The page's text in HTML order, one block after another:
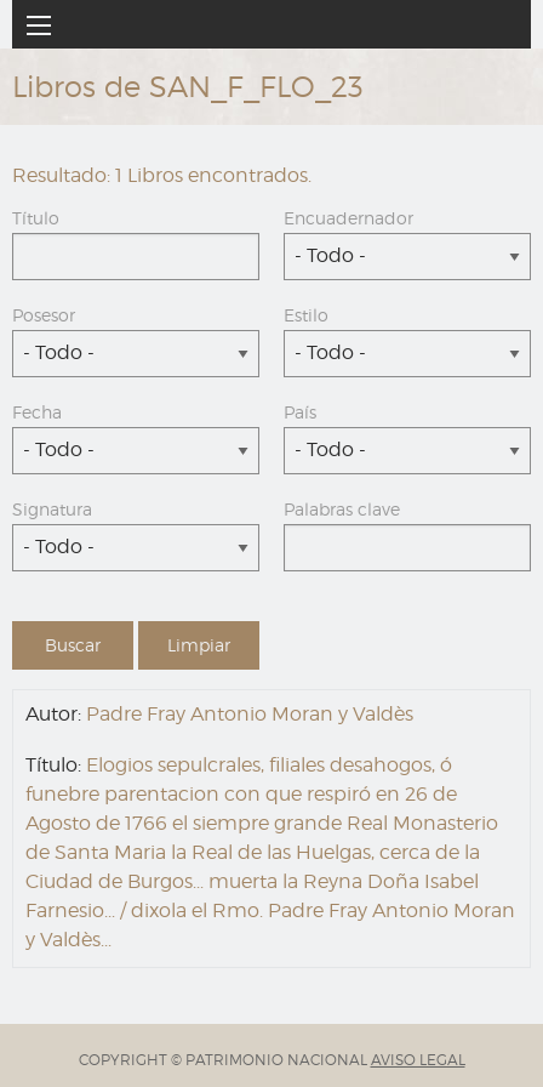
al
contenido
principal
Navegación
principal
Libros de SAN_F_FLO_23
Resultado: 1 Libros encontrados.
Título Encuadernador
- Todo -
Posesor
- Todo -
Estilo
- Todo -
Fecha
- Todo -
País
- Todo -
Signatura
- Todo -
Palabras clave
Autor: Padre Fray Antonio Moran y Valdès
Título: Elogios sepulcrales, filiales desahogos, ó
funebre parentacion con que respiró en 26 de
Agosto de 1766 el siempre grande Real Monasterio
de Santa Maria la Real de las Huelgas, cerca de la
Ciudad de Burgos... muerta la Reyna Doña Isabel
Farnesio... / dixola el Rmo. Padre Fray Antonio Moran
y Valdès...
COPYRIGHT © PATRIMONIO NACIONAL AVISO LEGAL